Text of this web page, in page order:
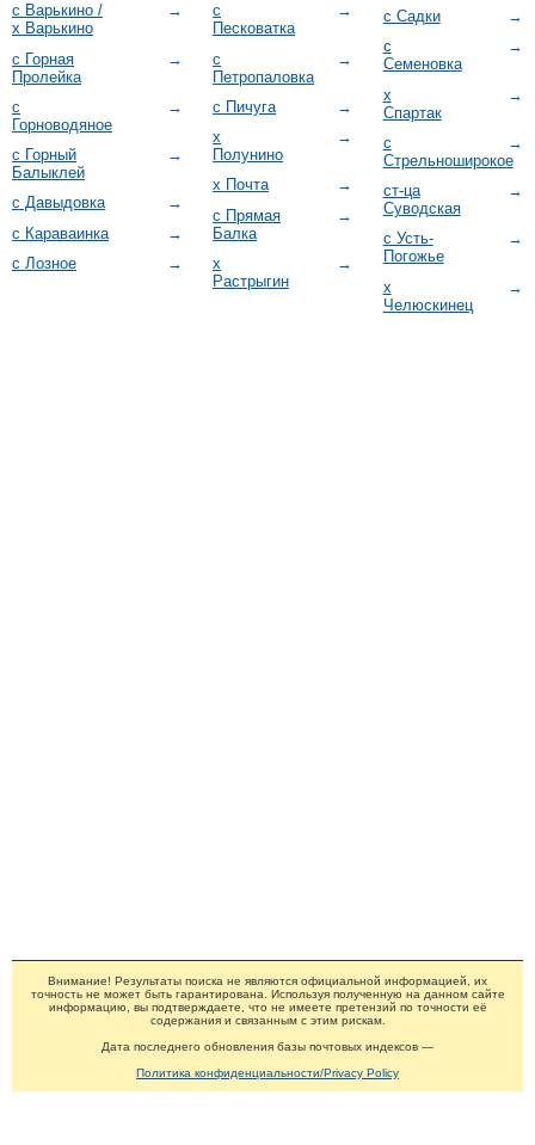
→
с Варькино /
х Варькино
→
с Горная
Пролейка
→
с
Горноводяное
→
с Горный
Балыклей
→
с Давыдовка
→
с Караваинка
→
с Лозное
→
с
Песковатка
→
с
Петропаловка
→
с Пичуга
→
х
Полунино
→
х Почта
→
с Прямая
Балка
→
х
Растрыгин
→
с Садки
→
с
Семеновка
→
х
Спартак
→
с
Стрельноширокое
→
ст-ца
Суводская
→
с Усть-
Погожье
→
х
Челюскинец
Внимание! Результаты поиска не являются официальной информацией, их
точность не может быть гарантирована. Используя полученную на данном сайте
информацию, вы подтверждаете, что не имеете претензий по точности её
содержания и связанным с этим рискам.
Дата последнего обновления базы почтовых индексов —
Политика конфиденциальности/Privacy Policy